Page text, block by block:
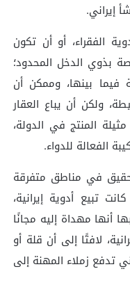
إيراني.
الفقراء، أو أن تكون
بذوي الدخل المحدود؛
فيما بينها، وممكن أن
ولكن أن يباع العقار
المنتج في الدولة،
الفعالة للدواء.
التحقيق في مناطق متفرقة
تبيع أدوية إيرانية،
أنها مهداة إليه مجانًا
لافتًا إلى أن قلة أو
تدفع زملاء المهنة إلى